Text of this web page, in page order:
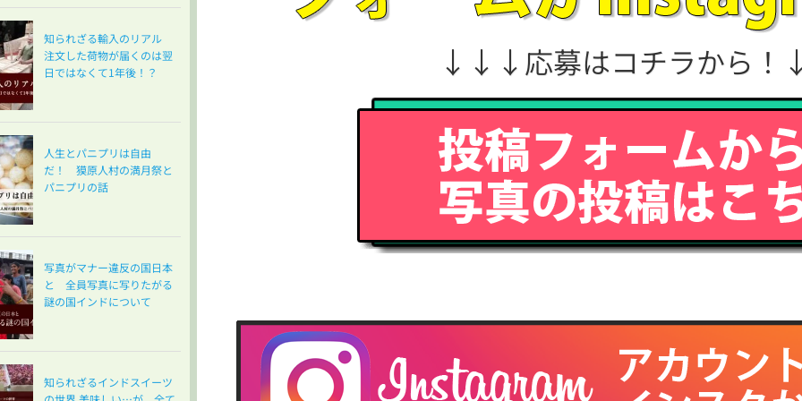
↓↓↓応募はコチラから
知られざる輸入のリアル
注文した荷物が届くのは翌
日ではなくて1年後！？
人生とパニプリは自由
だ！ 獏原人村の満月祭と
パニプリの話
写真がマナー違反の国日本
と 全員写真に写りたがる
謎の国インドについて
知られざるインドスイーツ